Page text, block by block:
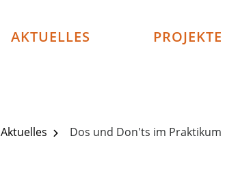
AKTUELLES PROJEKTE
Aktuelles Dos und Don'ts im Praktikum